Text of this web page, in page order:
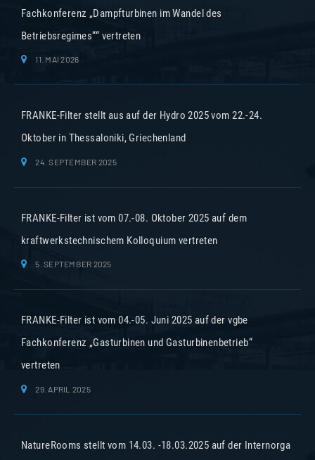
Fachkonferenz „Dampfturbinen im Wandel des
Betriebsregimes““ vertreten
11. MAI 2026
FRANKE-Filter stellt aus auf der Hydro 2025 vom 22.-24.
Oktober in Thessaloniki, Griechenland
24. SEPTEMBER 2025
FRANKE-Filter ist vom 07.-08. Oktober 2025 auf dem
kraftwerkstechnischem Kolloquium vertreten
5. SEPTEMBER 2025
FRANKE-Filter ist vom 04.-05. Juni 2025 auf der vgbe
Fachkonferenz „Gasturbinen und Gasturbinenbetrieb“
vertreten
29. APRIL 2025
NatureRooms stellt vom 14.03. -18.03.2025 auf der Internorga